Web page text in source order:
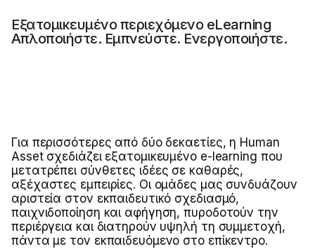
Εξατομικευμένο περιεχόμενο eLearning
Απλοποιήστε. Εμπνεύστε. Ενεργοποιήστε.
Για περισσότερες από δύο δεκαετίες, η Human
Asset σχεδιάζει εξατομικευμένο e-learning που
μετατρέπει σύνθετες ιδέες σε καθαρές,
αξέχαστες εμπειρίες. Οι ομάδες μας συνδυάζουν
αριστεία στον εκπαιδευτικό σχεδιασμό,
παιχνιδοποίηση και αφήγηση, πυροδοτούν την
περιέργεια και διατηρούν υψηλή τη συμμετοχή,
πάντα με τον εκπαιδευόμενο στο επίκεντρο.